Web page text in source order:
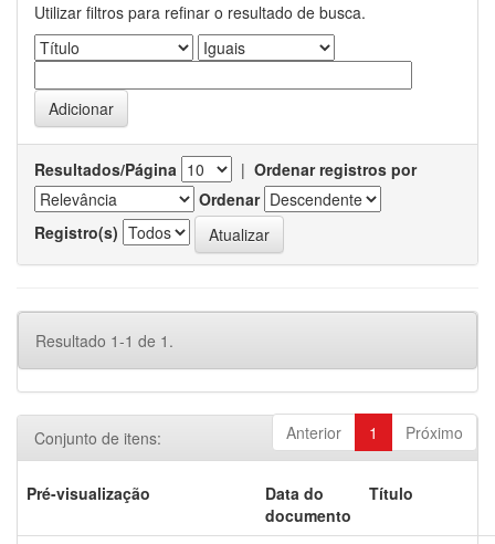
Utilizar filtros para refinar o resultado de busca.
Resultados/Página | Ordenar registros por
Ordenar
Registro(s)
Resultado 1-1 de 1.
Anterior 1 Próximo
Conjunto de itens:
Pré-visualização
Data do
documento
Título